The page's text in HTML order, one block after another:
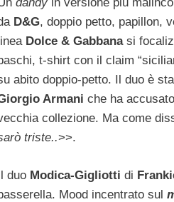
D&G, doppio petto, papillon,
Dolce & Gabbana si
t-shirt con il claim
abito doppio-petto. Il duo è
Armani che ha
collezione. Ma come
triste..>>.
duo Modica-Gigliotti di
Mood incentrato sul